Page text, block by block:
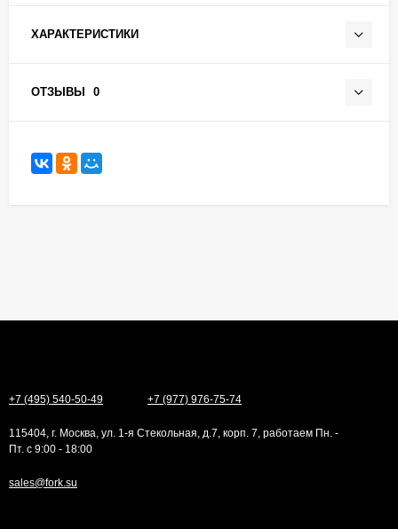
ХАРАКТЕРИСТИКИ
ОТЗЫВЫ 0
+7 (495) 540-50-49 +7 (977) 976-75-74
115404, г. Москва, ул. 1-я Стекольная, д.7, корп. 7, работаем Пн. -
Пт. с 9:00 - 18:00
sales@fork.su